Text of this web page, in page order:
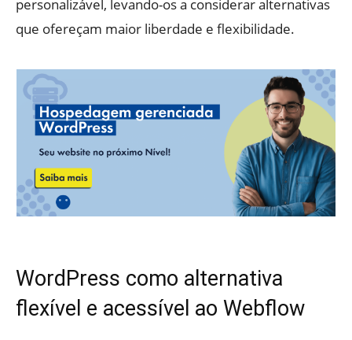
personalizável, levando-os a considerar alternativas
que ofereçam maior liberdade e flexibilidade.
WordPress como alternativa
flexível e acessível ao Webflow